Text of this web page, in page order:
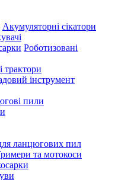
Акумуляторні сікатори
Роботизовані
трактори
інструмент
пили
ланцюгових пил
та мотокоси